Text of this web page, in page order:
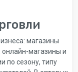
магазины
онлайн-магазины и
по сезону, типу